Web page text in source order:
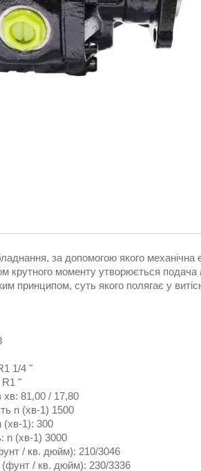
за допомогою якого механічна
крутного моменту утворюється подача
принципом, суть якого полягає у
1/4 "
R1 "
хв: 81,00 / 17,80
n (хв-1) 1500
(хв-1): 300
n (хв-1) 3000
/ кв. дюйм): 210/3046
(фунт / кв. дюйм): 230/3336